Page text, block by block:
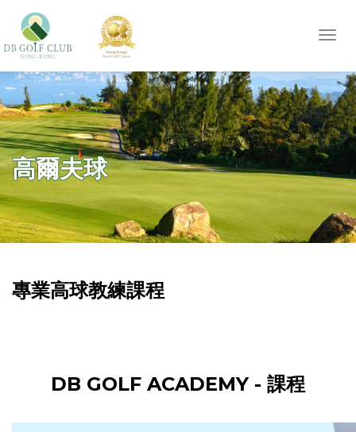
高爾夫球
專業高球教練課程
DB GOLF ACADEMY - 課程